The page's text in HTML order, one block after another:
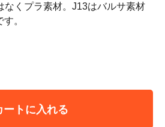
くプラ素材。J13はバルサ素材
。
ートに入れる